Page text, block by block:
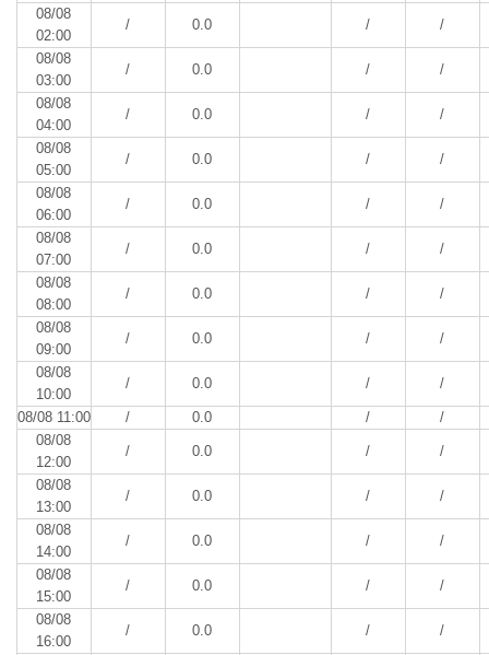
08/08
02:00
/ 0.0 / /
08/08
03:00
/ 0.0 / /
08/08
04:00
/ 0.0 / /
08/08
05:00
/ 0.0 / /
08/08
06:00
/ 0.0 / /
08/08
07:00
/ 0.0 / /
08/08
08:00
/ 0.0 / /
08/08
09:00
/ 0.0 / /
08/08
10:00
/ 0.0 / /
08/08 11:00 / 0.0 /
/
08/08
12:00
/ 0.0 / /
08/08
13:00
/ 0.0 / /
08/08
14:00
/ 0.0 / /
08/08
15:00
/ 0.0 / /
08/08
16:00
/ 0.0 / /